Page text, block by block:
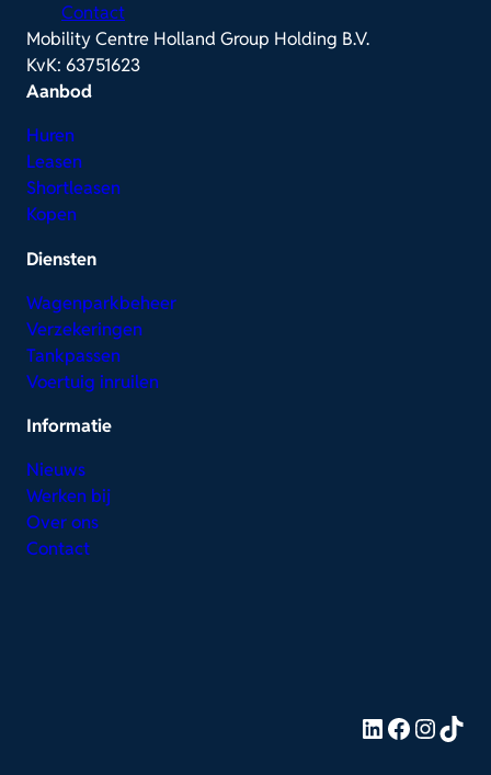
Contact
Mobility Centre Holland Group Holding B.V.
KvK: 63751623
Aanbod
Huren
Leasen
Shortleasen
Kopen
Diensten
Wagenparkbeheer
Verzekeringen
Tankpassen
Voertuig inruilen
Informatie
Nieuws
Werken bij
Over ons
Contact
LinkedIn Facebook InstagramTikTok